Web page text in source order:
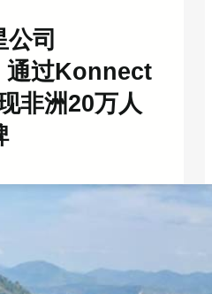
司
通过Konnect
非洲20万人